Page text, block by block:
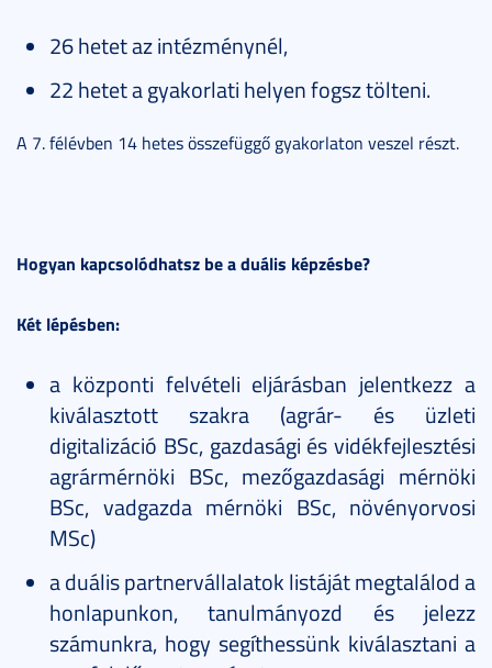
26 hetet az intézménynél,
22 hetet a gyakorlati helyen fogsz tölteni.
A 7. félévben 14 hetes összefüggő gyakorlaton veszel részt.
Hogyan kapcsolódhatsz be a duális képzésbe?
Két lépésben:
a központi felvételi eljárásban jelentkezz a
kiválasztott szakra (agrár- és üzleti
digitalizáció BSc, gazdasági és vidékfejlesztési
agrármérnöki BSc, mezőgazdasági mérnöki
BSc, vadgazda mérnöki BSc, növényorvosi
MSc)
a duális partnervállalatok listáját megtalálod a
honlapunkon, tanulmányozd és jelezz
számunkra, hogy segíthessünk kiválasztani a